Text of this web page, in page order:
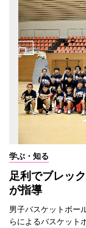
学ぶ・知る
足利でブレッ
が指導
男子バスケットボー
らによるバスケット